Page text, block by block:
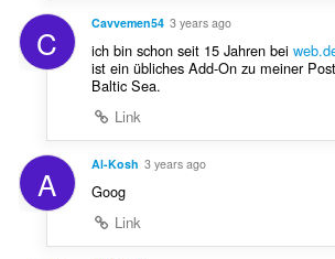
C Cavvemen54 3 years ago
ich bin schon seit 15 Jahren bei
ist ein übliches Add-On zu meiner
Baltic Sea.
Link
A Al-Kosh 3 years ago
Goog
Link